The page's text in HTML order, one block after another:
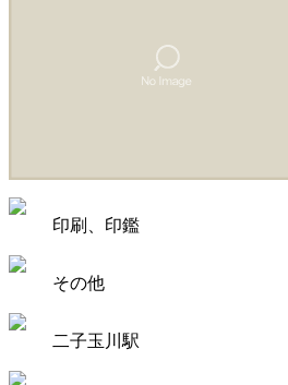
印刷、印鑑
その他
二子玉川駅